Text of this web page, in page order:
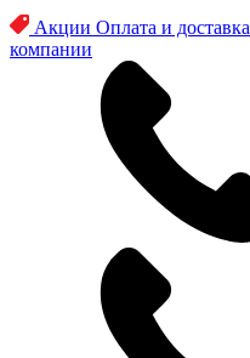
Акции Оплата и доставка
компании